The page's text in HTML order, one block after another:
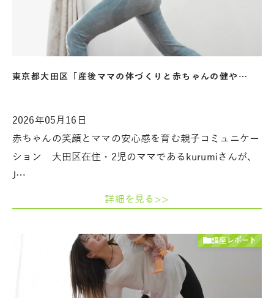
東京都大田区「産後ママの体づくりと赤ちゃんの健や…
2026年05月16日
赤ちゃんの笑顔とママの安心感を育む親子コミュニケー
ション 大田区在住・2児のママであるkurumiさんが、
J…
詳細を見る>>
講座レポート